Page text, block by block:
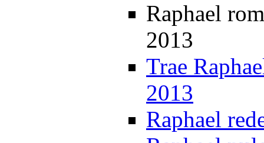
Raphael
2013
Trae
2013
Raphael